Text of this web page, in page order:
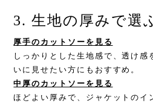
3. 生地の厚みで選
厚手のカットソーを見る
しっかりとした生地感で、透け感
いに見せたい方にもおすすめ。
中厚のカットソーを見る
ほどよい厚みで、ジャケットのイ